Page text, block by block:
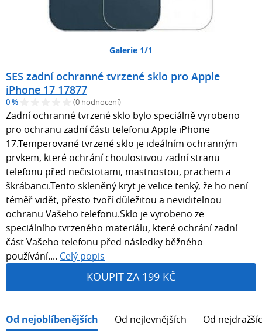
Galerie 1/1
SES zadní ochranné tvrzené sklo pro Apple
iPhone 17 17877
0 % (0 hodnocení)
Zadní ochranné tvrzené sklo bylo speciálně vyrobeno
pro ochranu zadní části telefonu Apple iPhone
17.Temperované tvrzené sklo je ideálním ochranným
prvkem, které ochrání choulostivou zadní stranu
telefonu před nečistotami, mastnostou, prachem a
škrábanci.Tento skleněný kryt je velice tenký, že ho není
téměř vidět, přesto tvoří důležitou a neviditelnou
ochranu Vašeho telefonu.Sklo je vyrobeno ze
speciálního tvrzeného materiálu, které ochrání zadní
část Vašeho telefonu před následky běžného
používání.... Celý popis
KOUPIT ZA 199 KČ
Od nejoblíbenějších Od nejlevnějších Od